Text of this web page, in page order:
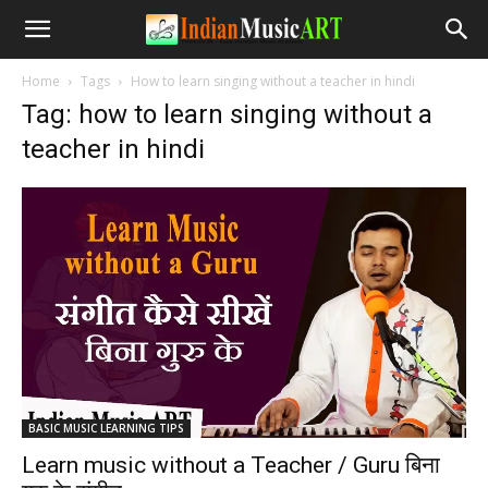
Home Tags How to learn singing without a teacher in hindi
Tag: how to learn singing without a
teacher in hindi
BASIC MUSIC LEARNING TIPS
Learn music without a Teacher / Guru बिना